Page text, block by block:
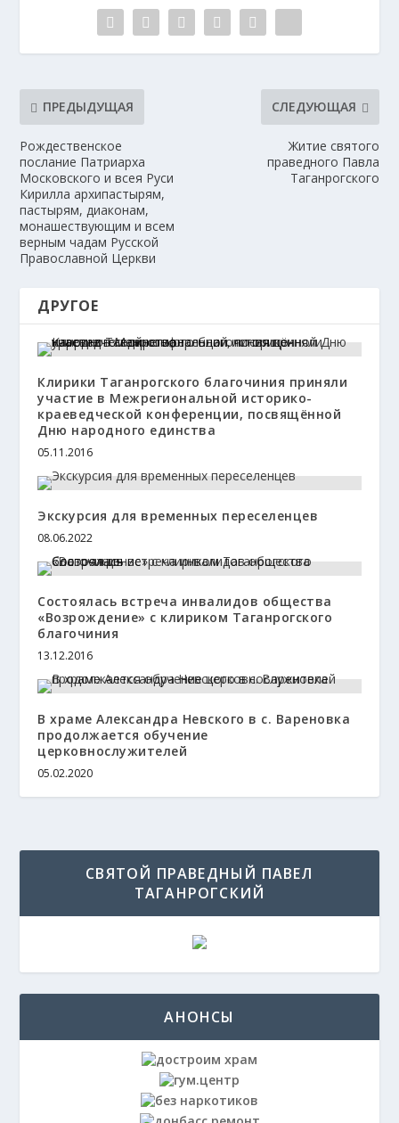
ПРЕДЫДУЩАЯ
Рождественское
послание Патриарха
Московского и всея Руси
Кирилла архипастырям,
пастырям, диаконам,
монашествующим и всем
верным чадам Русской
Православной Церкви
СЛЕДУЮЩАЯ
Житие святого
праведного Павла
Таганрогского
ДРУГОЕ
Клирики Таганрогского благочиния приняли
участие в Межрегиональной историко-
краеведческой конференции, посвящённой
Дню народного единства
05.11.2016
Экскурсия для временных переселенцев
08.06.2022
Состоялась встреча инвалидов общества
«Возрождение» с клириком Таганрогского
благочиния
13.12.2016
В храме Александра Невского в с. Вареновка
продолжается обучение
церковнослужителей
05.02.2020
СВЯТОЙ ПРАВЕДНЫЙ ПАВЕЛ
ТАГАНРОГСКИЙ
АНОНСЫ